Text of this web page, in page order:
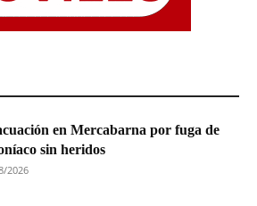
en Mercabarna por fuga de
sin heridos
2026